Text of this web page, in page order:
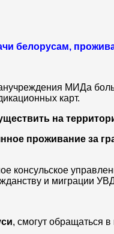
белорусам,
МИДа
карт.
на
проживание за
консульское
и миграции
, смогут обращаться